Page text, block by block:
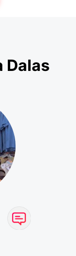
Dalas